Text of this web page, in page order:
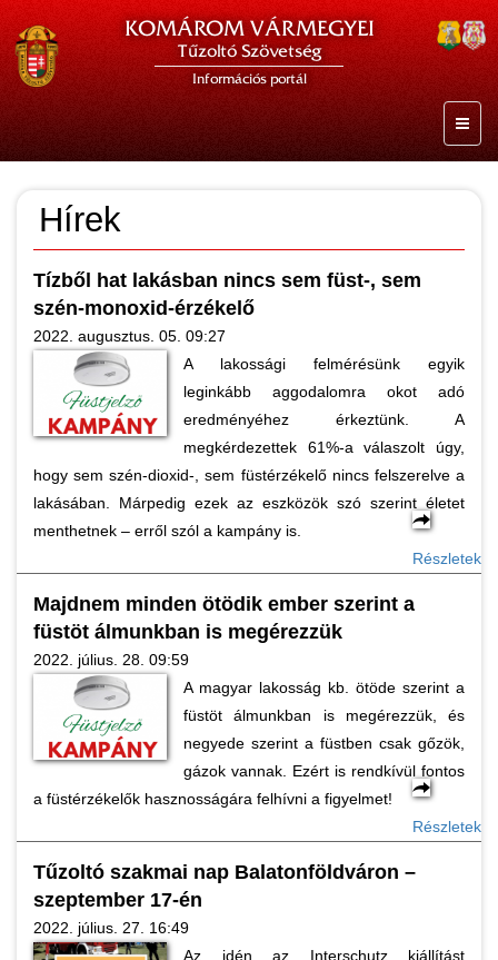
KOMÁROM VÁRMEGYEI
Tűzoltó Szövetség
Információs portál
Hírek
Tízből hat lakásban nincs sem füst-, sem
szén-monoxid-érzékelő
2022. augusztus. 05. 09:27
A lakossági felmérésünk egyik
leginkább aggodalomra okot adó
eredményéhez érkeztünk. A
megkérdezettek 61%-a válaszolt úgy,
hogy sem szén-dioxid-, sem füstérzékelő nincs felszerelve a
lakásában. Márpedig ezek az eszközök szó szerint életet
menthetnek – erről szól a kampány is.
Részletek
Majdnem minden ötödik ember szerint a
füstöt álmunkban is megérezzük
2022. július. 28. 09:59
A magyar lakosság kb. ötöde szerint a
füstöt álmunkban is megérezzük, és
negyede szerint a füstben csak gőzök,
gázok vannak. Ezért is rendkívül fontos
a füstérzékelők hasznosságára felhívni a figyelmet!
Részletek
Tűzoltó szakmai nap Balatonföldváron –
szeptember 17-én
2022. július. 27. 16:49
Az idén az Interschutz kiállítást